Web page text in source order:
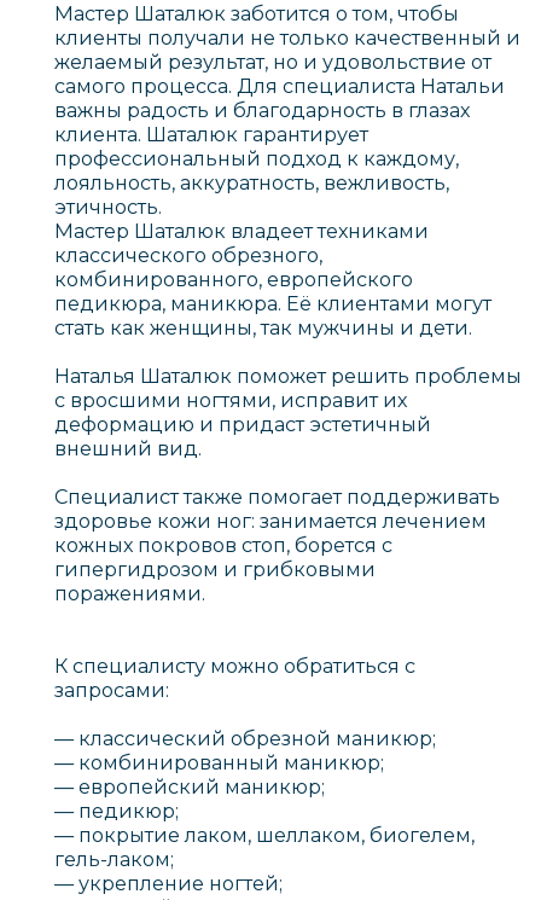
Мастер Шаталюк заботится о том, чтобы
клиенты получали не только качественный и
желаемый результат, но и удовольствие от
самого процесса. Для специалиста Натальи
важны радость и благодарность в глазах
клиента. Шаталюк гарантирует
профессиональный подход к каждому,
лояльность, аккуратность, вежливость,
этичность.
Мастер Шаталюк владеет техниками
классического обрезного,
комбинированного, европейского
педикюра, маникюра. Её клиентами могут
стать как женщины, так мужчины и дети.
Наталья Шаталюк поможет решить проблемы
с вросшими ногтями, исправит их
деформацию и придаст эстетичный
внешний вид.
Специалист также помогает поддерживать
здоровье кожи ног: занимается лечением
кожных покровов стоп, борется с
гипергидрозом и грибковыми
поражениями.
К специалисту можно обратиться с
запросами:
— классический обрезной маникюр;
— комбинированный маникюр;
— европейский маникюр;
— педикюр;
— покрытие лаком, шеллаком, биогелем,
гель-лаком;
— укрепление ногтей;